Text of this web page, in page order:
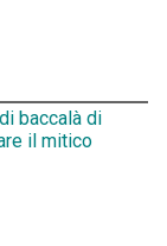
baccalà di
il mitico